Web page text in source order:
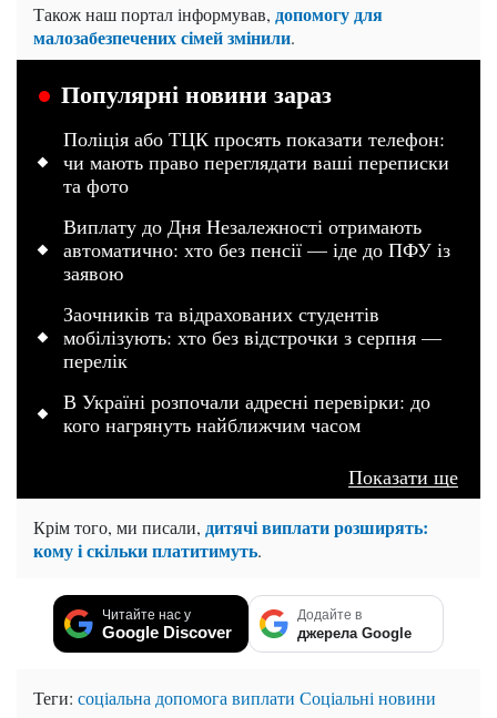
Також наш портал інформував, допомогу для
малозабезпечених сімей змінили.
Популярні новини зараз
Поліція або ТЦК просять показати телефон:
чи мають право переглядати ваші переписки
та фото
Виплату до Дня Незалежності отримають
автоматично: хто без пенсії — іде до ПФУ із
заявою
Заочників та відрахованих студентів
мобілізують: хто без відстрочки з серпня —
перелік
В Україні розпочали адресні перевірки: до
кого нагрянуть найближчим часом
Показати ще
Крім того, ми писали, дитячі виплати розширять:
кому і скільки платитимуть.
Читайте нас у
Google Discover
Додайте в
джерела Google
Теги: соціальна допомога виплати Соціальні новини